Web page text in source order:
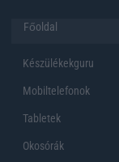
Főoldal
Készülékekguru
Mobiltelefonok
Tabletek
Okosórák